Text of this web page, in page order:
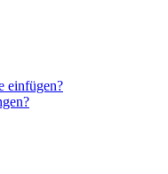
einfügen?